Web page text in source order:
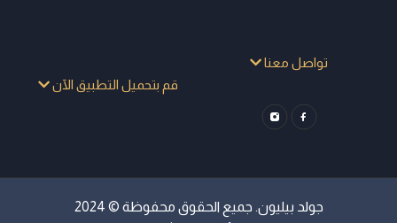
تواصل معنا
قم بتحميل التطبيق الآن
جولد بيليون. جميع الحقوق محفوظة © 2024